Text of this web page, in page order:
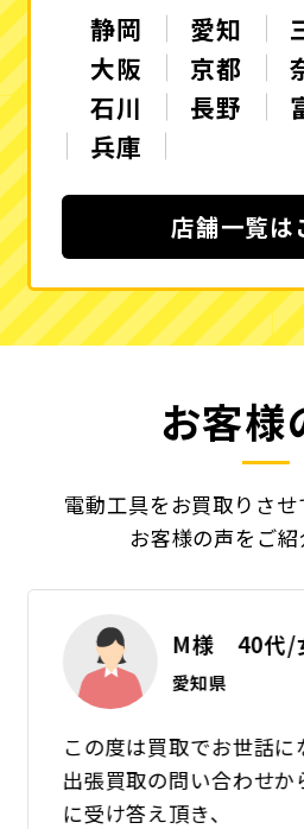
静岡 愛知
大阪
京都
石川
長野
兵庫
店舗一覧は
お客様
電動工具をお買取りさ
お客様の声をご紹
M様 40代/
愛知県
この度は買取でお世話に
出張買取の問い合わせか
に受け答え頂き、